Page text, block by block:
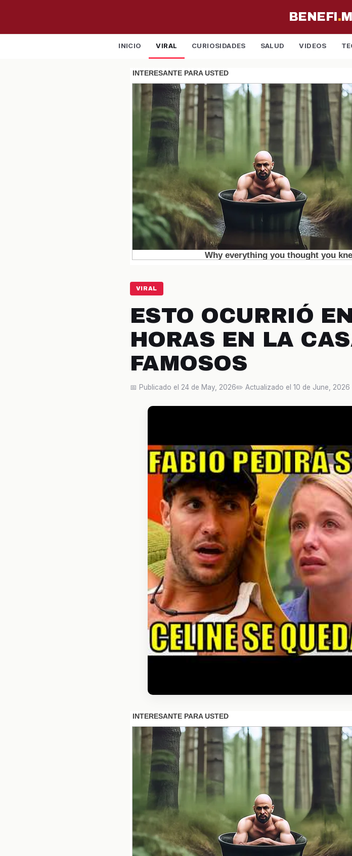
BENEFI .
INICIO VIRAL CURIOSIDADES SALUD VIDEOS
VIRAL
ESTO OCURRIÓ
HORAS EN LA
FAMOSOS
📅 Publicado el 24 de May, 2026✏️ Actualizado el 10 de June, 2026